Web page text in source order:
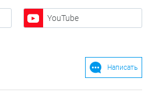
YouTube
Написать